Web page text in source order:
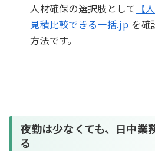
人材確保の選択肢として 【
見積比較できる一括.jp を確
方法です。
夜勤は少なくても、日中業
る